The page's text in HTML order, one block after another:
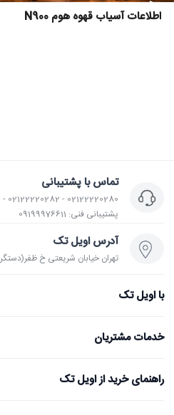
اطلاعات آسیاب قهوه هوم N900
تماس با پشتیبانی
02122220280 - 02122220282 - 09101790036 - 09199975511
پشتیبانی فنی: 09199976611
آدرس اویل تک
تهران خیابان شریعتی خ ظفر(دستگردی)
با اویل تک
خدمات مشتریان
راهنمای خرید از اویل تک